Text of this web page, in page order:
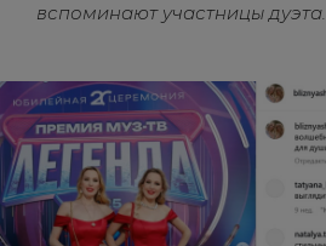
вспоминают участницы дуэта.